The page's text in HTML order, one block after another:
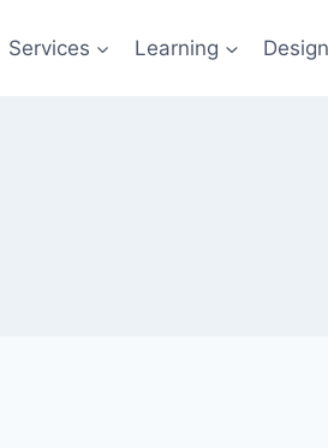
Services Learning Design